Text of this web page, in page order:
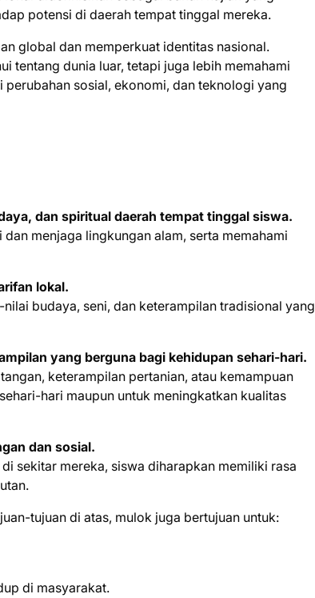
potensi di daerah tempat tinggal mereka.
global dan memperkuat identitas nasional.
tentang dunia luar, tetapi juga lebih memahami
sosial, ekonomi, dan teknologi yang
dan spiritual daerah tempat tinggal siswa.
menjaga lingkungan alam, serta memahami
lokal.
budaya, seni, dan keterampilan tradisional yang
yang berguna bagi kehidupan sehari-hari.
keterampilan pertanian, atau kemampuan
hari maupun untuk meningkatkan kualitas
dan sosial.
sekitar mereka, siswa diharapkan memiliki rasa
tujuan di atas, mulok juga bertujuan untuk:
di masyarakat.